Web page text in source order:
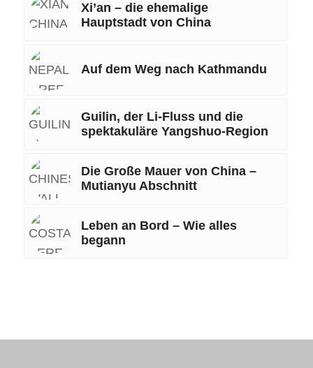
Xi’an – die ehemalige
Hauptstadt von China
Auf dem Weg nach Kathmandu
Guilin, der Li-Fluss und die
spektakuläre Yangshuo-Region
Die Große Mauer von China –
Mutianyu Abschnitt
Leben an Bord – Wie alles
begann